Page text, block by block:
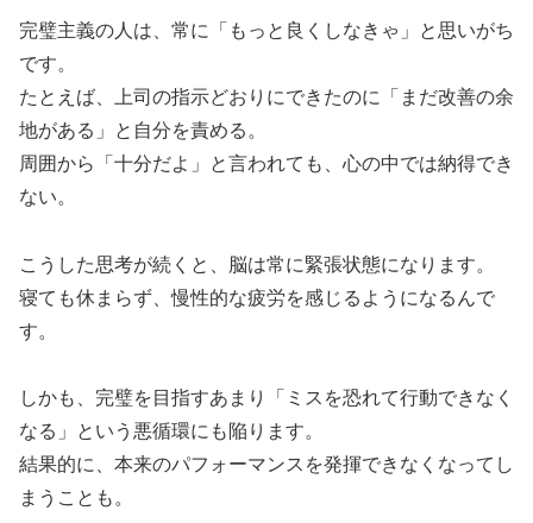
完璧主義の人は、常に「もっと良くしなきゃ」と思いがち
です。
たとえば、上司の指示どおりにできたのに「まだ改善の余
地がある」と自分を責める。
周囲から「十分だよ」と言われても、心の中では納得でき
ない。
こうした思考が続くと、脳は常に緊張状態になります。
寝ても休まらず、慢性的な疲労を感じるようになるんで
す。
しかも、完璧を目指すあまり「ミスを恐れて行動できなく
なる」という悪循環にも陥ります。
結果的に、本来のパフォーマンスを発揮できなくなってし
まうことも。